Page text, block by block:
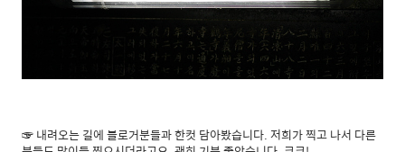
☞ 내려오는 길에 블로거분들과 한컷 담아봤습니다. 저희가 찍고 나서 다른